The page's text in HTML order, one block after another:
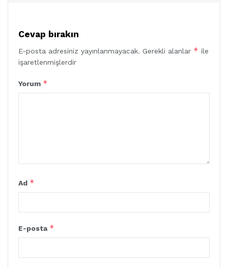
Cevap bırakın
E-posta adresiniz yayınlanmayacak. Gerekli alanlar * ile
işaretlenmişlerdir
Yorum *
Ad *
E-posta *